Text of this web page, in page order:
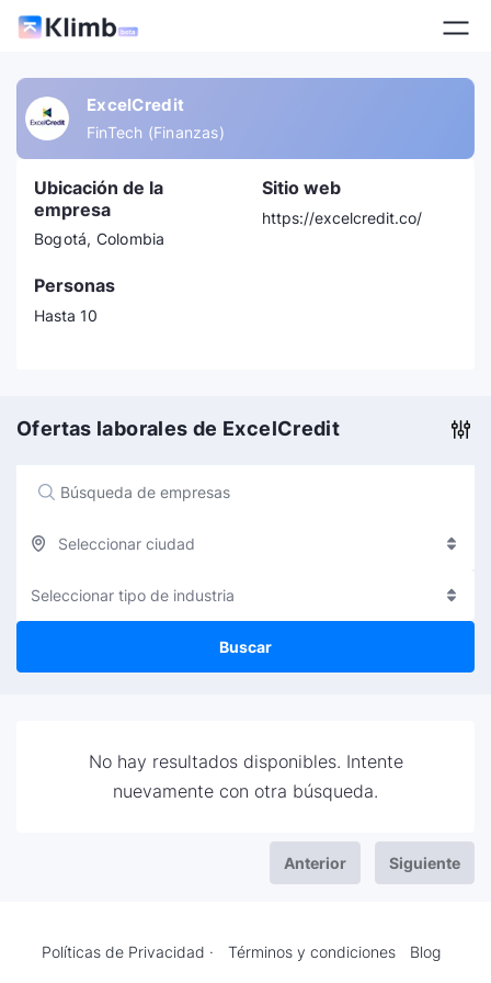
ExcelCredit
FinTech (Finanzas)
Ubicación de la
empresa
Bogotá, Colombia
Sitio web
https://excelcredit.co/
Personas
Hasta 10
Ofertas laborales de ExcelCredit
Seleccionar ciudad
Seleccionar tipo de industria
Buscar
No hay resultados disponibles. Intente
nuevamente con otra búsqueda.
Anterior Siguiente
Políticas de Privacidad · Términos y condiciones Blog